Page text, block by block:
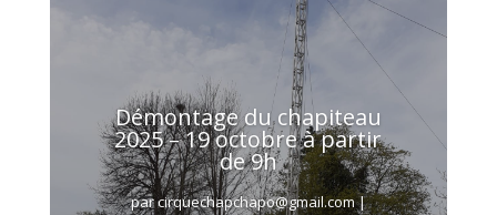
Démontage du chapiteau
2025 – 19 octobre à partir
de 9h
parcirquechapchapo@gmail.com|